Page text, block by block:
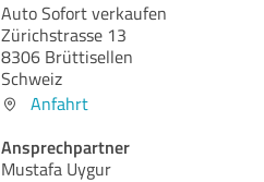
Auto Sofort verkaufen
Zürichstrasse 13
8306 Brüttisellen
Schweiz
Anfahrt
Ansprechpartner
Mustafa Uygur